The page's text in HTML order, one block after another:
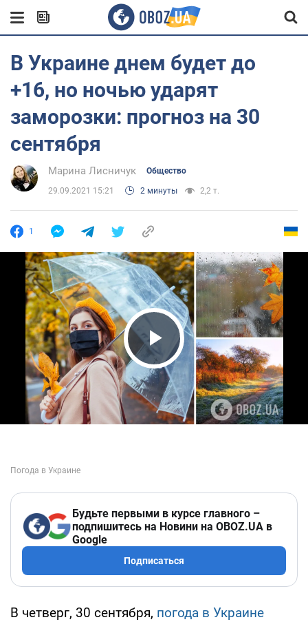
В Украине днем будет до
+16, но ночью ударят
заморозки: прогноз на 30
сентября
Марина Лисничук Общество
29.09.2021 15:21 2 минуты 2,2 т.
1
Play Video
Будьте первыми в курсе главного –
подпишитесь на Новини на OBOZ.UA в
Google
Подписаться
В четверг, 30 сентября, погода в Украине